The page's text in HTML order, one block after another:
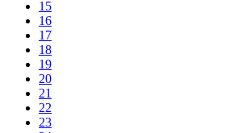
15
16
17
18
19
20
21
22
23